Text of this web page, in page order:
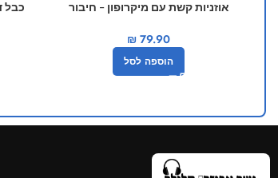
אוזניות קשת עם מיקרופון – חיבור
₪ 79.90
הוספה לסל